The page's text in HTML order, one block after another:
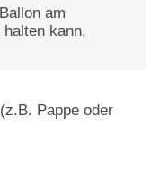
am
kann,
Pappe oder